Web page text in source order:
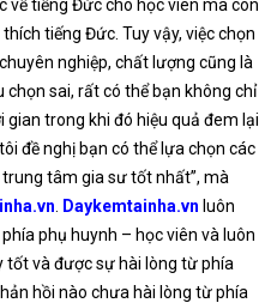
về tiếng Đức cho học viên mà còn
tiếng Đức. Tuy vậy, việc chọn
nghiệp, chất lượng cũng là
sai, rất có thể bạn không chỉ
trong khi đó hiệu quả đem lại
đề nghị bạn có thể lựa chọn các
tâm gia sư tốt nhất”, mà
Daykemtainha.vn luôn
phụ huynh – học viên và luôn
tốt và được sự hài lòng từ phía
hồi nào chưa hài lòng từ phía